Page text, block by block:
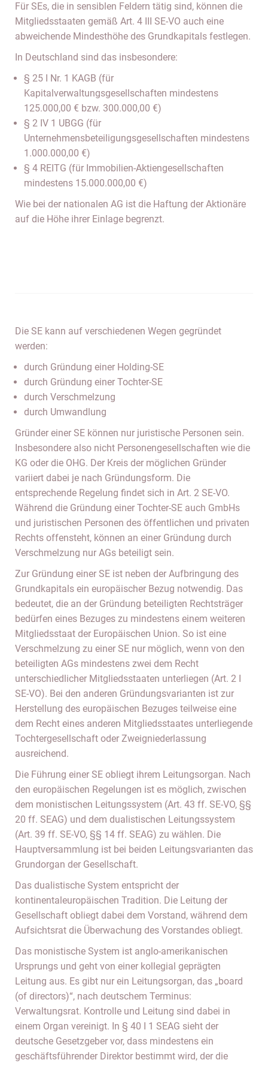
Für SEs, die in sensiblen Feldern tätig sind, können die
Mitgliedsstaaten gemäß Art. 4 III SE-VO auch eine
abweichende Mindesthöhe des Grundkapitals festlegen.
In Deutschland sind das insbesondere:
§ 25 I Nr. 1 KAGB (für
Kapitalverwaltungsgesellschaften mindestens
125.000,00 € bzw. 300.000,00 €)
§ 2 IV 1 UBGG (für
Unternehmensbeteiligungsgesellschaften mindestens
1.000.000,00 €)
§ 4 REITG (für Immobilien-Aktiengesellschaften
mindestens 15.000.000,00 €)
Wie bei der nationalen AG ist die Haftung der Aktionäre
auf die Höhe ihrer Einlage begrenzt.
Die SE kann auf verschiedenen Wegen gegründet
werden:
durch Gründung einer Holding-SE
durch Gründung einer Tochter-SE
durch Verschmelzung
durch Umwandlung
Gründer einer SE können nur juristische Personen sein.
Insbesondere also nicht Personengesellschaften wie die
KG oder die OHG. Der Kreis der möglichen Gründer
variiert dabei je nach Gründungsform. Die
entsprechende Regelung findet sich in Art. 2 SE-VO.
Während die Gründung einer Tochter-SE auch GmbHs
und juristischen Personen des öffentlichen und privaten
Rechts offensteht, können an einer Gründung durch
Verschmelzung nur AGs beteiligt sein.
Zur Gründung einer SE ist neben der Aufbringung des
Grundkapitals ein europäischer Bezug notwendig. Das
bedeutet, die an der Gründung beteiligten Rechtsträger
bedürfen eines Bezuges zu mindestens einem weiteren
Mitgliedsstaat der Europäischen Union. So ist eine
Verschmelzung zu einer SE nur möglich, wenn von den
beteiligten AGs mindestens zwei dem Recht
unterschiedlicher Mitgliedsstaaten unterliegen (Art. 2 I
SE-VO). Bei den anderen Gründungsvarianten ist zur
Herstellung des europäischen Bezuges teilweise eine
dem Recht eines anderen Mitgliedsstaates unterliegende
Tochtergesellschaft oder Zweigniederlassung
ausreichend.
Die Führung einer SE obliegt ihrem Leitungsorgan. Nach
den europäischen Regelungen ist es möglich, zwischen
dem monistischen Leitungssystem (Art. 43 ff. SE-VO, §§
20 ff. SEAG) und dem dualistischen Leitungssystem
(Art. 39 ff. SE-VO, §§ 14 ff. SEAG) zu wählen. Die
Hauptversammlung ist bei beiden Leitungsvarianten das
Grundorgan der Gesellschaft.
Das dualistische System entspricht der
kontinentaleuropäischen Tradition. Die Leitung der
Gesellschaft obliegt dabei dem Vorstand, während dem
Aufsichtsrat die Überwachung des Vorstandes obliegt.
Das monistische System ist anglo-amerikanischen
Ursprungs und geht von einer kollegial geprägten
Leitung aus. Es gibt nur ein Leitungsorgan, das „board
(of directors)“, nach deutschem Terminus:
Verwaltungsrat. Kontrolle und Leitung sind dabei in
einem Organ vereinigt. In § 40 I 1 SEAG sieht der
deutsche Gesetzgeber vor, dass mindestens ein
geschäftsführender Direktor bestimmt wird, der die